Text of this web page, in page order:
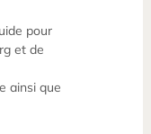
pour
et de
ainsi que